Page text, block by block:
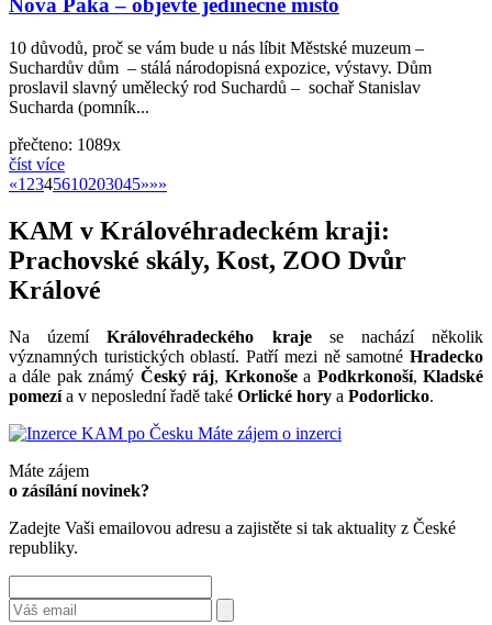
Nová Paka – objevte jedinečné místo
10 důvodů, proč se vám bude u nás líbit Městské muzeum –
Suchardův dům – stálá národopisná expozice, výstavy. Dům
proslavil slavný umělecký rod Suchardů – sochař Stanislav
Sucharda (pomník...
přečteno: 1089x
číst více
««1 2345610203045»»
»»
KAM v Královéhradeckém kraji:
Prachovské skály, Kost, ZOO Dvůr
Králové
Na územíKrálovéhradeckého krajese nachází několik
významných turistických oblastí. Patří mezi ně samotné Hradecko
a dále pak známý Český ráj, Krkonošea Podkrkonoší,Kladské
pomezía v neposlední řadě také Orlické hory a Podorlicko.
Máte zájem o inzerci
Máte zájem
o zásílání novinek?
Zadejte Vaši emailovou adresu a zajistěte si tak aktuality z České
republiky.